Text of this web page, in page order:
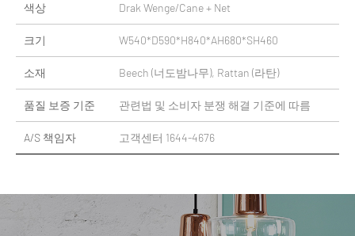
색상 Drak Wenge/Cane + Net
크기 W540*D590*H840*AH680*SH460
소재 Beech (너도밤나무), Rattan (라탄)
품질 보증 기준 관련법 및 소비자 분쟁 해결 기준에 따름
A/S 책임자 고객센터 1644-4676